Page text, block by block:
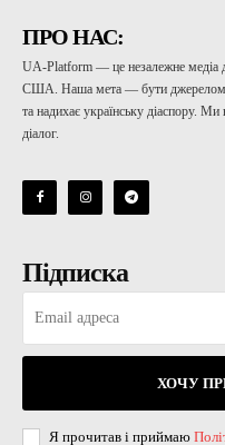
ПРО НАС:
UA-Platform — це незалежне медіа
США. Наша мета — бути джерелом
та надихає українську діаспору. Ми
діалог.
Підписка
ХОЧУ
Я прочитав і приймаю